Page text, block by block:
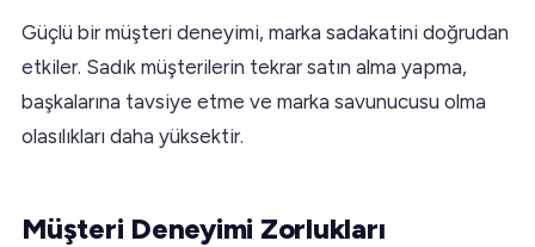
Güçlü bir müşteri deneyimi, marka sadakatini doğrudan
etkiler. Sadık müşterilerin tekrar satın alma yapma,
başkalarına tavsiye etme ve marka savunucusu olma
olasılıkları daha yüksektir.
Müşteri Deneyimi Zorlukları